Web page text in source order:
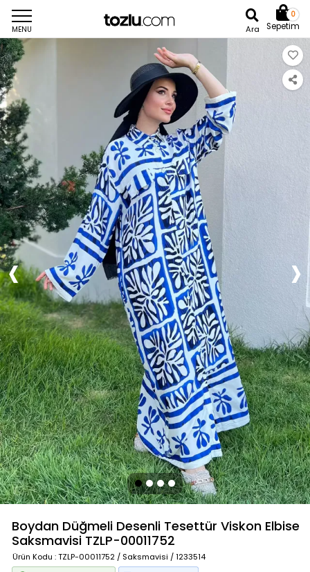
MENU Ara
0
Sepetim
Boydan Düğmeli Desenli Tesettür Viskon Elbise
Saksmavisi TZLP-00011752
Ürün Kodu : TZLP-00011752 / Saksmavisi / 1233514